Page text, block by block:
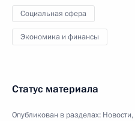
Социальная сфера
Экономика и финансы
Статус материала
Опубликован в разделах: Новости,